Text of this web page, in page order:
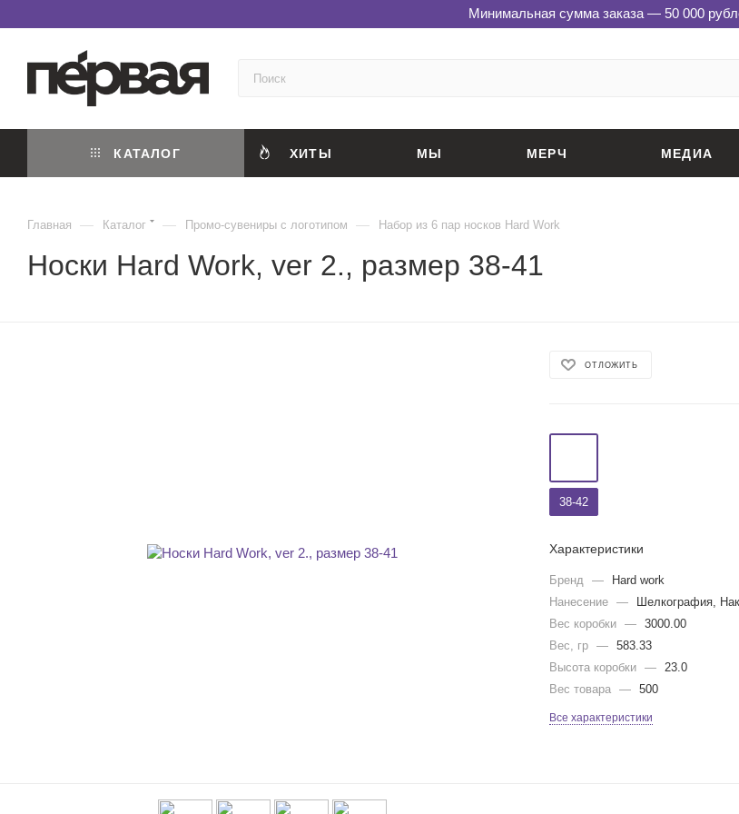
Минимальная сумма заказа — 50 000
КАТАЛОГ ХИТЫ МЫ МЕРЧ МЕДИА
Главная — Каталог — Промо-сувениры с логотипом — Набор из 6 пар носков Hard Work
Носки Hard Work, ver 2., размер 38-41
ОТЛОЖИТЬ
38-42
Характеристики
Бренд —
Hard work
Нанесение
—
Шелкография,
Вес коробки
—
3000.00
Вес, гр
—
583.33
Высота коробки
—
23.0
Вес товара
— 500
Все характеристики